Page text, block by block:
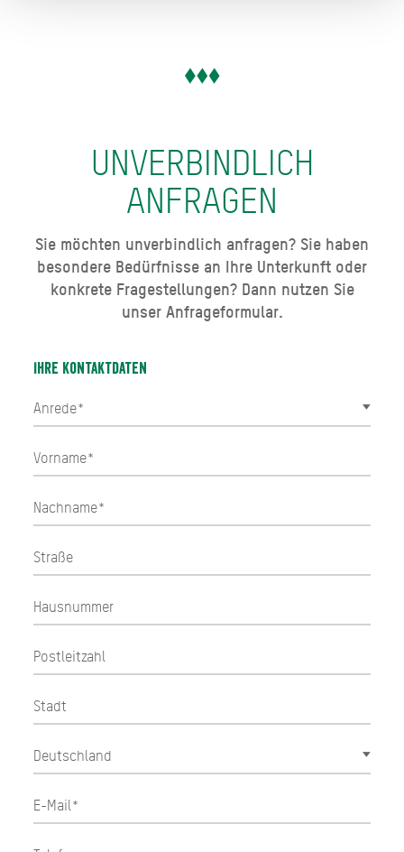
UNVERBINDLICH
ANFRAGEN
Sie möchten unverbindlich anfragen? Sie haben
besondere Bedürfnisse an Ihre Unterkunft oder
konkrete Fragestellungen? Dann nutzen Sie
unser Anfrageformular.
Ihre Kontaktdaten